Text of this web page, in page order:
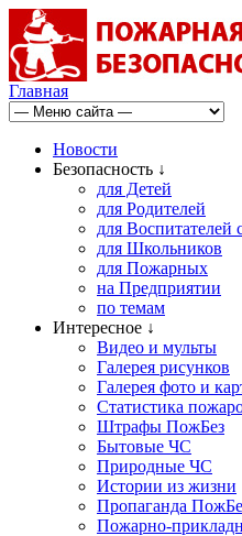
Главная
Новости
Безопасность ↓
для Детей
для Родителей
для Воспитателей
для Школьников
для Пожарных
на Предприятии
по темам
Интересное ↓
Видео и мульты
Галерея рисунков
Галерея фото и
Статистика
Штрафы ПожБез
Бытовые ЧС
Природные ЧС
Истории из жизни
Пропаганда
Пожарно-